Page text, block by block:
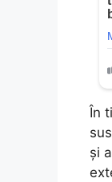
În
și